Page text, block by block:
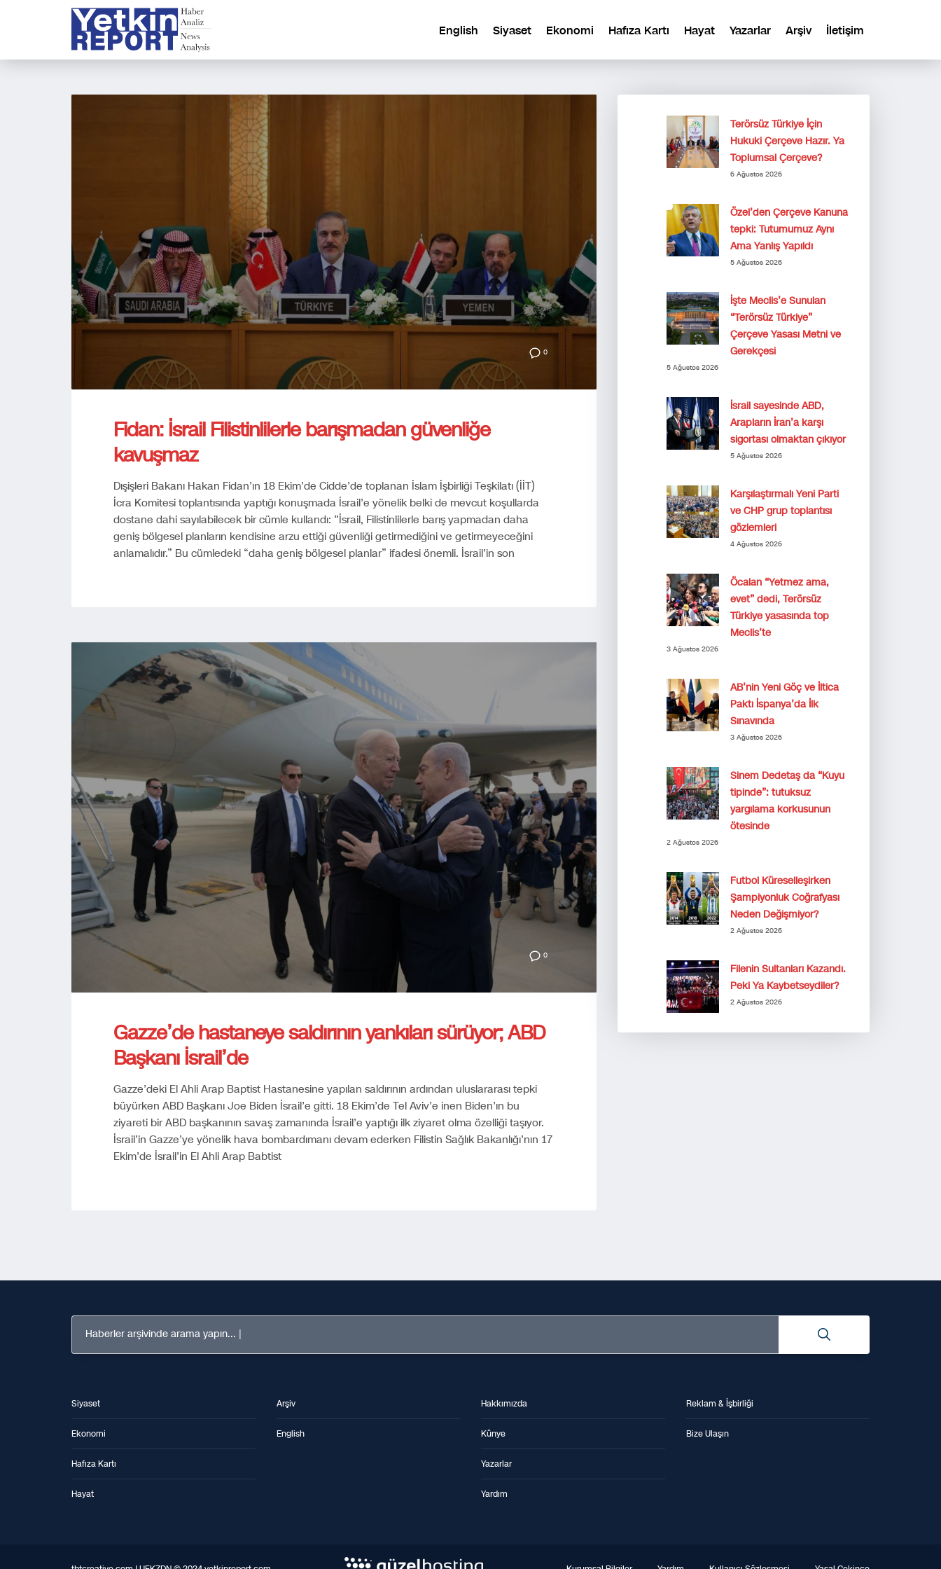
English Siyaset Ekonomi Hafıza Kartı Hayat Yazarlar Arşiv İletişim
0
Fidan: İsrail Filistinlilerle barışmadan güvenliğe
kavuşmaz
Dışişleri Bakanı Hakan Fidan’ın 18 Ekim’de Cidde’de toplanan İslam İşbirliği Teşkilatı (İİT)
İcra Komitesi toplantısında yaptığı konuşmada İsrail’e yönelik belki de mevcut koşullarda
dostane dahi sayılabilecek bir cümle kullandı: “İsrail, Filistinlilerle barış yapmadan daha
geniş bölgesel planların kendisine arzu ettiği güvenliği getirmediğini ve getirmeyeceğini
anlamalıdır.” Bu cümledeki “daha geniş bölgesel planlar” ifadesi önemli. İsrail’in son
0
Gazze’de hastaneye saldırının yankıları sürüyor; ABD
Başkanı İsrail’de
Gazze’deki El Ahli Arap Baptist Hastanesine yapılan saldırının ardından uluslararası tepki
büyürken ABD Başkanı Joe Biden İsrail’e gitti. 18 Ekim’de Tel Aviv’e inen Biden’ın bu
ziyareti bir ABD başkanının savaş zamanında İsrail’e yaptığı ilk ziyaret olma özelliği taşıyor.
İsrail’in Gazze’ye yönelik hava bombardımanı devam ederken Filistin Sağlık Bakanlığı’nın 17
Ekim’de İsrail’in El Ahli Arap Babtist
Terörsüz Türkiye İçin
Hukuki Çerçeve Hazır. Ya
Toplumsal Çerçeve?
6 Ağustos 2026
Özel’den Çerçeve Kanuna
tepki: Tutumumuz Aynı
Ama Yanlış Yapıldı
5 Ağustos 2026
İşte Meclis’e Sunulan
“Terörsüz Türkiye”
Çerçeve Yasası Metni ve
Gerekçesi
5 Ağustos 2026
İsrail sayesinde ABD,
Arapların İran’a karşı
sigortası olmaktan çıkıyor
5 Ağustos 2026
Karşılaştırmalı Yeni Parti
ve CHP grup toplantısı
gözlemleri
4 Ağustos 2026
Öcalan “Yetmez ama,
evet” dedi, Terörsüz
Türkiye yasasında top
Meclis’te
3 Ağustos 2026
AB’nin Yeni Göç ve İltica
Paktı İspanya’da İlk
Sınavında
3 Ağustos 2026
Sinem Dedetaş da “Kuyu
tipinde”: tutuksuz
yargılama korkusunun
ötesinde
2 Ağustos 2026
Futbol Küreselleşirken
Şampiyonluk Coğrafyası
Neden Değişmiyor?
2 Ağustos 2026
Filenin Sultanları Kazandı.
Peki Ya Kaybetseydiler?
2 Ağustos 2026
Haberler arşivinde arama yapın...
Siyaset
Ekonomi
Hafıza Kartı
Hayat
Arşiv
English
Hakkımızda
Künye
Yazarlar
Yardım
Reklam & İşbirliği
Bize Ulaşın